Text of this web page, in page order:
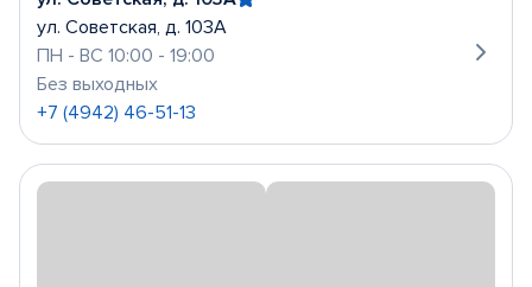
ул. Советская, д. 103А
ПН - ВС 10:00 - 19:00
Без выходных
+7 (4942) 46-51-13